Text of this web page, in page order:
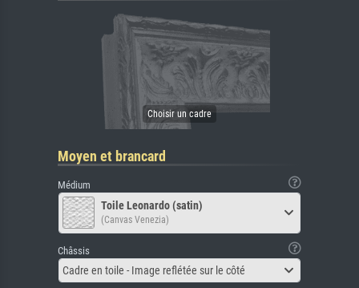
Moyen et brancard
Médium
Toile Leonardo (satin)
(Canvas Venezia)
Châssis
Cadre en toile - Image reflétée sur le côté